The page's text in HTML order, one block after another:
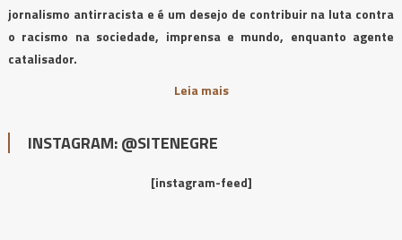
jornalismo antirracista e é um desejo de contribuir na luta contra
o racismo na sociedade, imprensa e mundo, enquanto agente
catalisador.
Leia mais
INSTAGRAM: @SITENEGRE
[instagram-feed]